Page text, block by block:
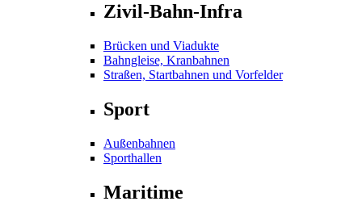
Zivil-Bahn-Infra
Brücken und Viadukte
Bahngleise, Kranbahnen
Straßen, Startbahnen und Vorfelder
Sport
Außenbahnen
Sporthallen
Maritime